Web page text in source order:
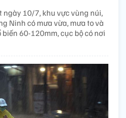
ngày 10/7, khu vực vùng núi,
Ninh có mưa vừa, mưa to và
60-120mm, cục bộ có nơi